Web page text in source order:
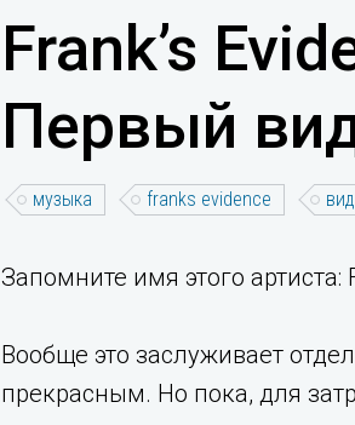
Frank’s
Первый
музыка franks evidence
Запомните имя этого артиста:
Вообще это заслуживает
прекрасным. Но пока, для